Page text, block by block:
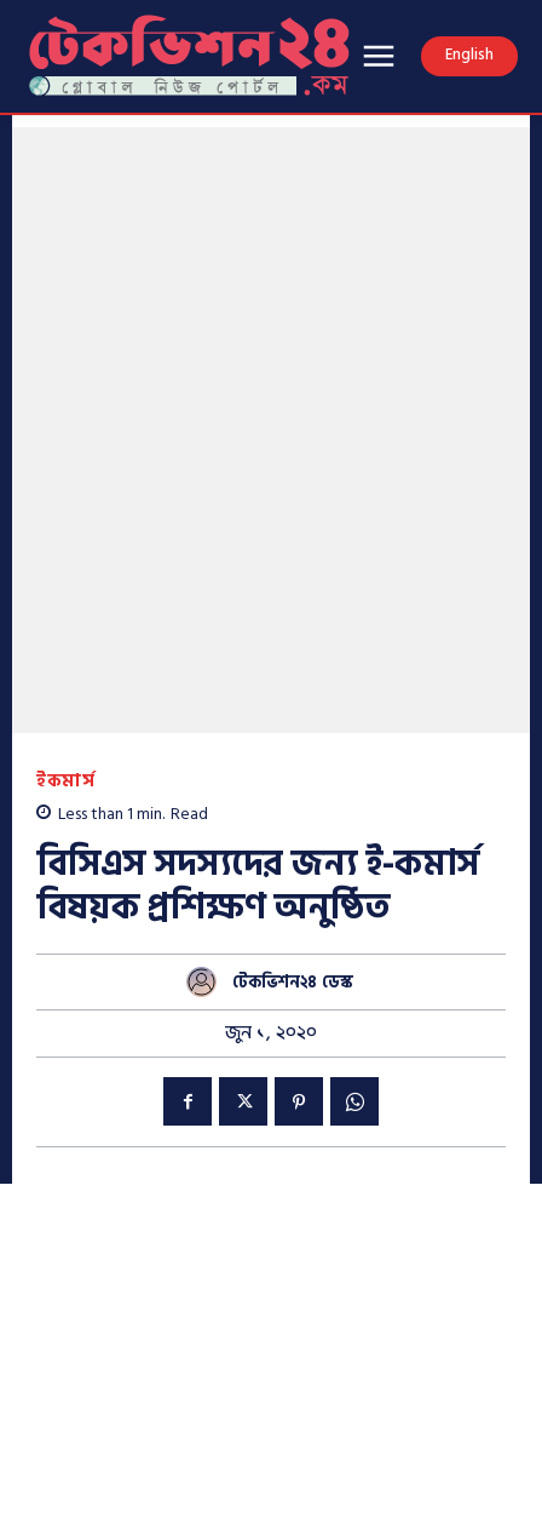
English
ইকমার্স
Less than 1min. Read
বিসিএস সদস্যদের জন্য ই-কমার্স
বিষয়ক প্রশিক্ষণ অনুষ্ঠিত
টেকভিশন২৪ ডেস্ক
জুন ১, ২০২০